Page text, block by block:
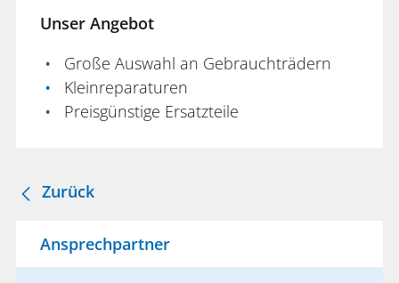
Unser Angebot
Große Auswahl an Gebrauchträdern
Kleinreparaturen
Preisgünstige Ersatzteile
Zurück
Ansprechpartner